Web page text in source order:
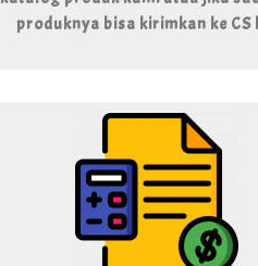
produknya bisa kirimkan ke CS